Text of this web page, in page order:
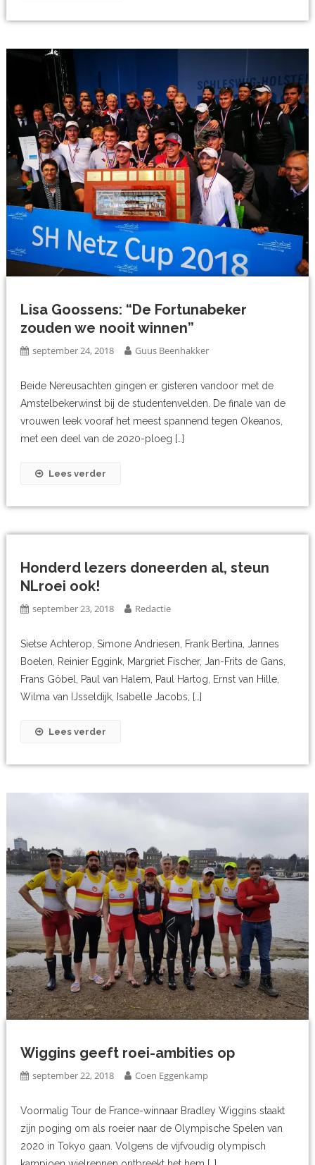
Lisa Goossens: “De Fortunabeker
zouden we nooit winnen”
september 24, 2018 Guus Beenhakker
Beide Nereusachten gingen er gisteren vandoor met de
Amstelbekerwinst bij de studentenvelden. De finale van de
vrouwen leek vooraf het meest spannend tegen Okeanos,
met een deel van de 2020-ploeg […]
Lees verder
Honderd lezers doneerden al, steun
NLroei ook!
september 23, 2018 Redactie
Sietse Achterop, Simone Andriesen, Frank Bertina, Jannes
Boelen, Reinier Eggink, Margriet Fischer, Jan-Frits de Gans,
Frans Göbel, Paul van Halem, Paul Hartog, Ernst van Hille,
Wilma van IJsseldijk, Isabelle Jacobs, […]
Lees verder
Wiggins geeft roei-ambities op
september 22, 2018 Coen Eggenkamp
Voormalig Tour de France-winnaar Bradley Wiggins staakt
zijn poging om als roeier naar de Olympische Spelen van
2020 in Tokyo gaan. Volgens de vijfvoudig olympisch